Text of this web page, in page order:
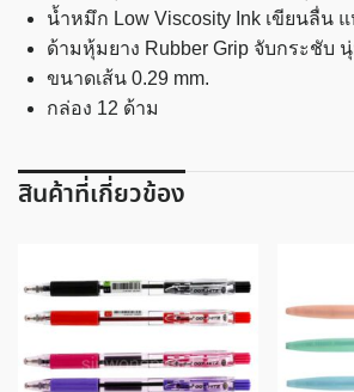
น้ำหมึก Low Viscosity Ink เขียนลื่น
ด้ามหุ้มยาง Rubber Grip จับกระชับ
ขนาดเส้น 0.29 mm.
กล่อง 12 ด้าม
สินค้าที่เกี่ยวข้อง